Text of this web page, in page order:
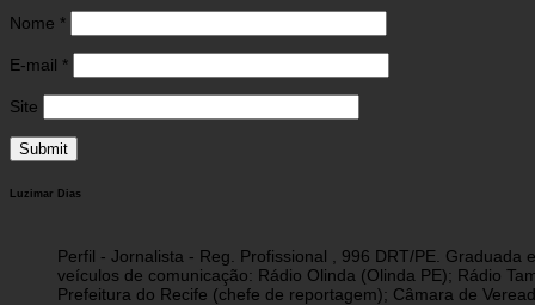
Nome *
E-mail *
Site
Luzimar Dias
Perfil - Jornalista - Reg. Profissional , 996 DRT/PE.
veículos de comunicação: Rádio Olinda (Olinda PE); Rádio
Prefeitura do Recife (chefe de reportagem); Câmara de